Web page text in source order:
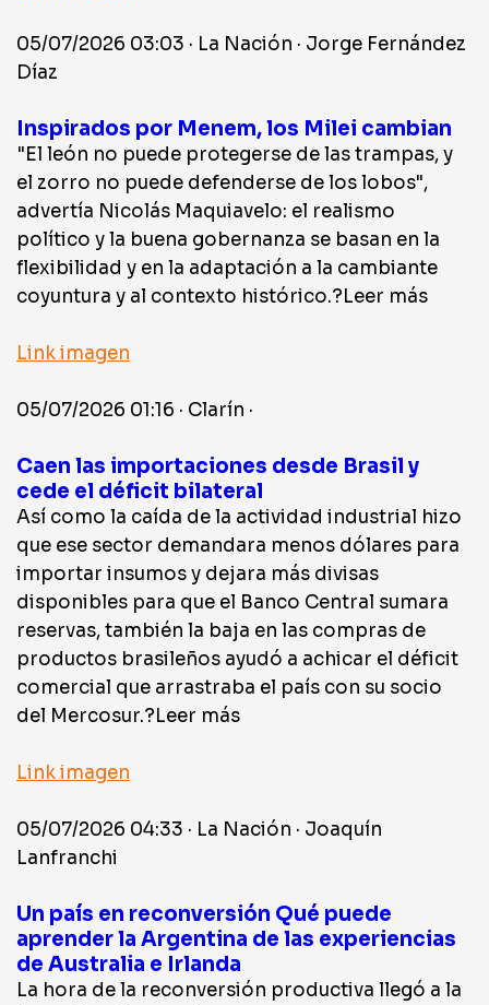
05/07/2026 03:03 · La Nación · Jorge Fernández
Díaz
Inspirados por Menem, los Milei cambian
"El león no puede protegerse de las trampas, y
el zorro no puede defenderse de los lobos",
advertía Nicolás Maquiavelo: el realismo
político y la buena gobernanza se basan en la
flexibilidad y en la adaptación a la cambiante
coyuntura y al contexto histórico.?Leer más
Link imagen
05/07/2026 01:16 · Clarín ·
Caen las importaciones desde Brasil y
cede el déficit bilateral
Así como la caída de la actividad industrial hizo
que ese sector demandara menos dólares para
importar insumos y dejara más divisas
disponibles para que el Banco Central sumara
reservas, también la baja en las compras de
productos brasileños ayudó a achicar el déficit
comercial que arrastraba el país con su socio
del Mercosur.?Leer más
Link imagen
05/07/2026 04:33 · La Nación · Joaquín
Lanfranchi
Un país en reconversión Qué puede
aprender la Argentina de las experiencias
de Australia e Irlanda
La hora de la reconversión productiva llegó a la